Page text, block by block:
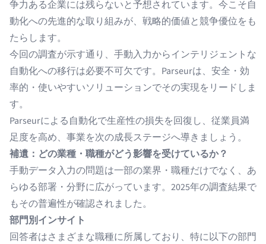
争力ある企業には残らないと予想されています。今こそ自
動化への先進的な取り組みが、戦略的価値と競争優位をも
たらします。
今回の調査が示す通り、手動入力からインテリジェントな
自動化への移行は必要不可欠です。Parseurは、安全・効
率的・使いやすいソリューションでその実現をリードしま
す。
Parseurによる自動化で生産性の損失を回復し、従業員満
足度を高め、事業を次の成長ステージへ導きましょう。
補遺：どの業種・職種がどう影響を受けているか？
手動データ入力の問題は一部の業界・職種だけでなく、あ
らゆる部署・分野に広がっています。2025年の調査結果で
もその普遍性が確認されました。
部門別インサイト
回答者はさまざまな職種に所属しており、特に以下の部門